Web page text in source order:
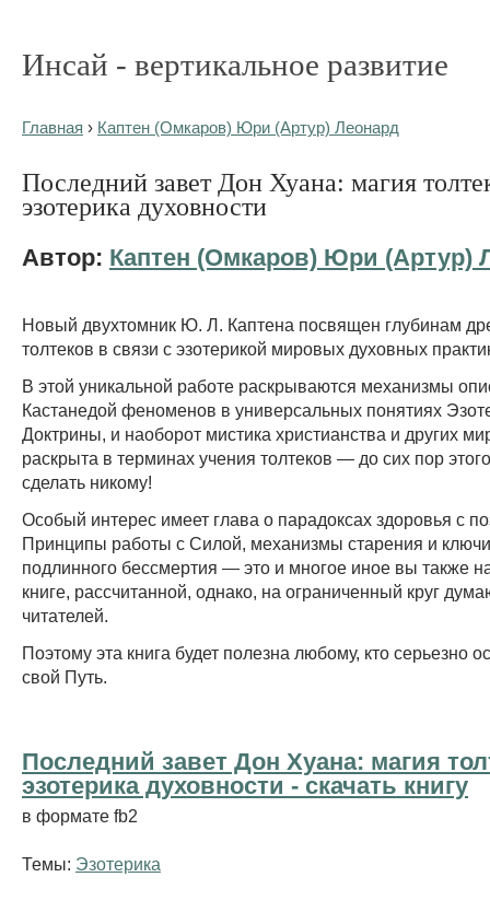
Инсай - вертикальное развитие
Главная › Каптен (Омкаров) Юри (Артур) Леонард
Последний завет Дон Хуана: магия
эзотерика духовности
Автор: Каптен (Омкаров) Юри (Артур)
Новый двухтомник Ю. Л. Каптена посвящен глубинам
толтеков в связи с эзотерикой мировых духовных
В этой уникальной работе раскрываются механизмы
Кастанедой феноменов в универсальных понятиях
Доктрины, и наоборот мистика христианства и других
раскрыта в терминах учения толтеков — до сих пор
сделать никому!
Особый интерес имеет глава о парадоксах здоровья с
Принципы работы с Силой, механизмы старения и
подлинного бессмертия — это и многое иное вы также
книге, рассчитанной, однако, на ограниченный круг
читателей.
Поэтому эта книга будет полезна любому, кто серьезно
свой Путь.
Последний завет Дон Хуана: магия
эзотерика духовности - cкачать книгу
в формате fb2
Темы: Эзотерика